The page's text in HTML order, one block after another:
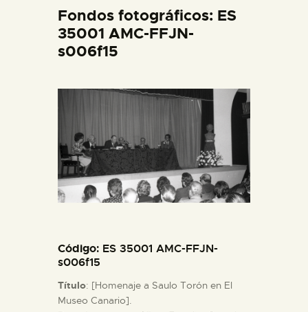
DIDÁCTICA
ESPAÑOL
PREPARAR LA VISITA
ACTIVIDADES
█
COLECCIONES
DIDÁCTICA
Fondos fotográficos: ES
35001 AMC-FFJN-
s006f15
Código: ES 35001 AMC-FFJN-
s006f15
Título: [Homenaje a Saulo Torón en El
Museo Canario].